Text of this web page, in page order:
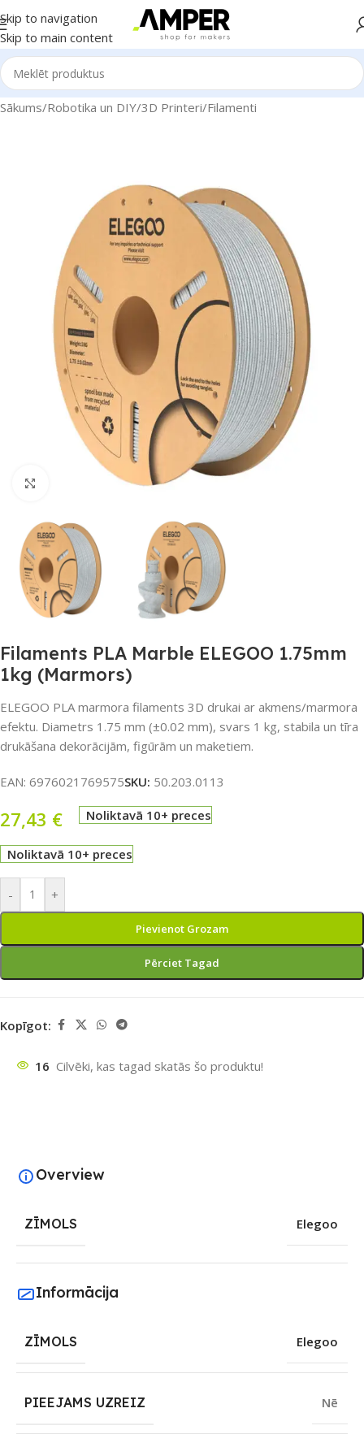
Skip to navigation
Skip to main content
Sākums/Robotika un DIY/3D Printeri/Filamenti
Noklikšķiniet, lai palielinātu
Filaments PLA Marble ELEGOO 1.75mm
1kg (Marmors)
ELEGOO PLA marmora filaments 3D drukai ar akmens/marmora
efektu. Diametrs 1.75 mm (±0.02 mm), svars 1 kg, stabila un tīra
drukāšana dekorācijām, figūrām un maketiem.
EAN: 6976021769575SKU: 50.203.0113
27,43 € Noliktavā 10+ preces
Noliktavā 10+ preces
- +
Pievienot Grozam
Pērciet Tagad
Kopīgot:
16 Cilvēki, kas tagad skatās šo produktu!
Overview
ZĪMOLS Elegoo
Informācija
ZĪMOLS Elegoo
PIEEJAMS UZREIZ Nē